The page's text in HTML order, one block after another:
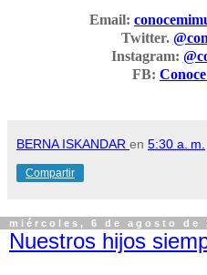
Email:
Twitter.
Instagram:
FB:
BERNA ISKANDAR en 5:30 a. m.
Compartir
miércoles, 6 de agosto de
Nuestros hijos